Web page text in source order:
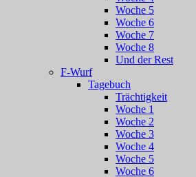
Woche 5
Woche 6
Woche 7
Woche 8
Und der Rest
F-Wurf
Tagebuch
Trächtigkeit
Woche 1
Woche 2
Woche 3
Woche 4
Woche 5
Woche 6